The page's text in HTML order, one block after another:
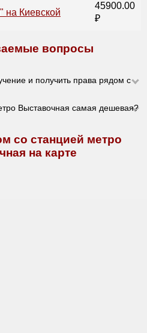
на Киевской
45900.00
₽
вопросы
и получить права рядом с
Выставочная самая дешевая?
со станцией метро
на карте